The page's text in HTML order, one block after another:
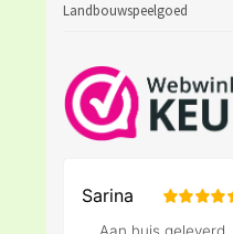
Landbouwspeelgoed